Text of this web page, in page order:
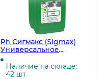
Ph Сигмакс (Sigmax)
Универсальное
обезжиривающее
средство, 10 литров, 10,32
кг ЧЗ
Наличие на складе:
42 шт